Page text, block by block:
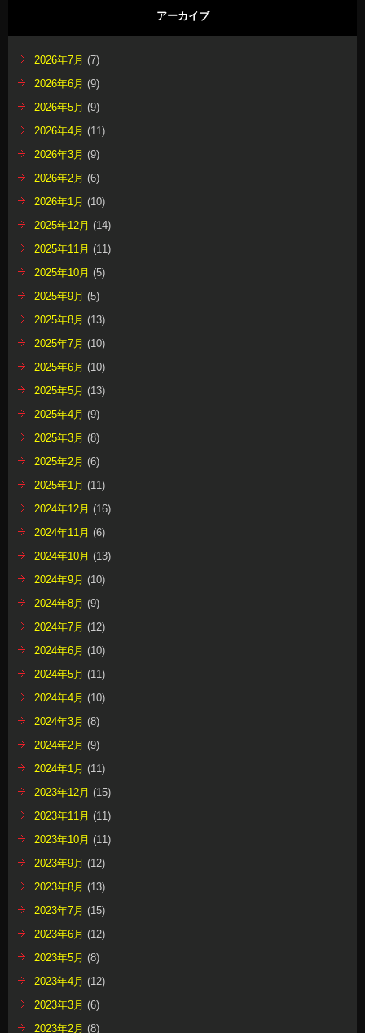
アーカイブ
2026年7月 (7)
2026年6月 (9)
2026年5月 (9)
2026年4月 (11)
2026年3月 (9)
2026年2月 (6)
2026年1月 (10)
2025年12月 (14)
2025年11月 (11)
2025年10月 (5)
2025年9月 (5)
2025年8月 (13)
2025年7月 (10)
2025年6月 (10)
2025年5月 (13)
2025年4月 (9)
2025年3月 (8)
2025年2月 (6)
2025年1月 (11)
2024年12月 (16)
2024年11月 (6)
2024年10月 (13)
2024年9月 (10)
2024年8月 (9)
2024年7月 (12)
2024年6月 (10)
2024年5月 (11)
2024年4月 (10)
2024年3月 (8)
2024年2月 (9)
2024年1月 (11)
2023年12月 (15)
2023年11月 (11)
2023年10月 (11)
2023年9月 (12)
2023年8月 (13)
2023年7月 (15)
2023年6月 (12)
2023年5月 (8)
2023年4月 (12)
2023年3月 (6)
2023年2月 (8)